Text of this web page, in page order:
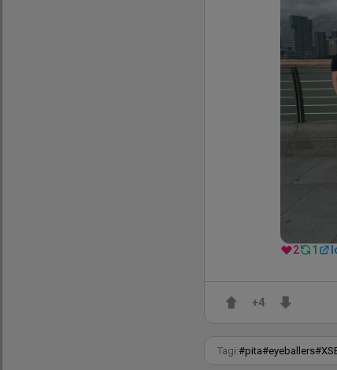
7.8K
wojteq godzinę
Harmonogram
2 1
+4
Tagi:#pita#eyeballers#